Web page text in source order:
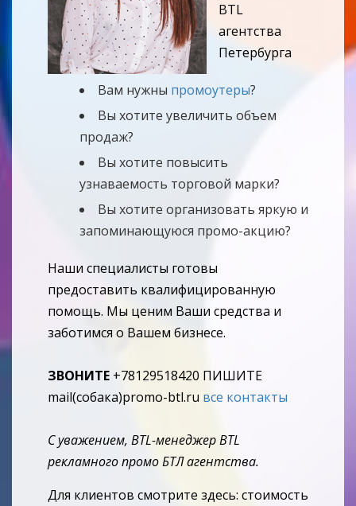
BTL
агентства
Петербурга
Вам нужны промоутеры?
Вы хотите увеличить объем
продаж?
Вы хотите повысить
узнаваемость торговой марки?
Вы хотите организовать яркую и
запоминающуюся промо-акцию?
Наши специалисты готовы
предоставить квалифицированную
помощь. Мы ценим Ваши средства и
заботимся о Вашем бизнесе.
ЗВОНИТЕ +78129518420 ПИШИТЕ
mail(собака)promo-btl.ru все контакты
С уважением, BTL-менеджер BTL
рекламного промо БТЛ агентства.
Для клиентов смотрите здесь: стоимость